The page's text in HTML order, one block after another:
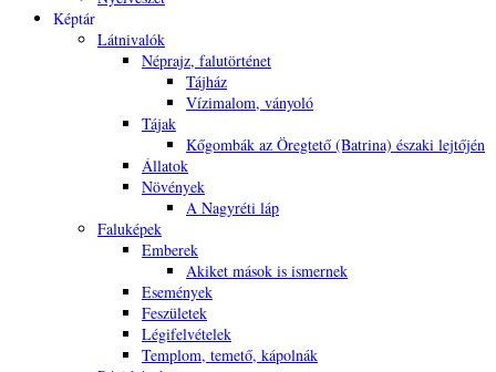
Képtár
Látnivalók
Néprajz, falutörténet
Tájház
Vízimalom, ványoló
Tájak
Kőgombák az Öregtető (Batrina) északi lejtőjén
Állatok
Növények
A Nagyréti láp
Faluképek
Emberek
Akiket mások is ismernek
Események
Feszületek
Légifelvételek
Templom, temető, kápolnák